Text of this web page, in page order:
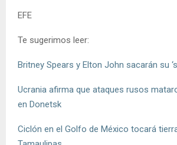
EFE
Te sugerimos leer:
Britney Spears y Elton John sacarán su
Ucrania afirma que ataques rusos
en Donetsk
Ciclón en el Golfo de México tocará